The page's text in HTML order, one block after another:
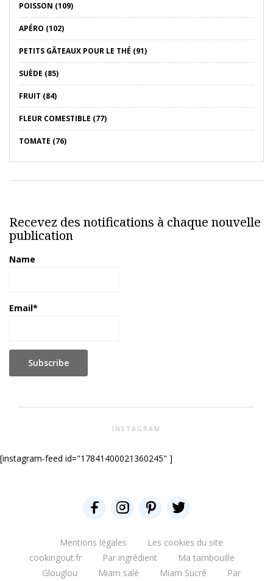
POISSON (109)
APÉRO (102)
PETITS GÂTEAUX POUR LE THÉ (91)
SUÈDE (85)
FRUIT (84)
FLEUR COMESTIBLE (77)
TOMATE (76)
Recevez des notifications à chaque nouvelle
publication
Name
Email*
INSTAGRAM
[instagram-feed id="17841400021360245" ]
Mentions légales
Les cookies du site
cookingout.fr
Par ingrédient
Ma tambouille
Glouglou
Miam salé Miam Sucré Par